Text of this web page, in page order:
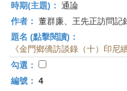
時期(主題)： 通論
作者： 董群廉、王先正訪問記
題名 (點擊閱讀)：
《金門鄉僑訪談錄（十）印尼
勾選：
編號： 4